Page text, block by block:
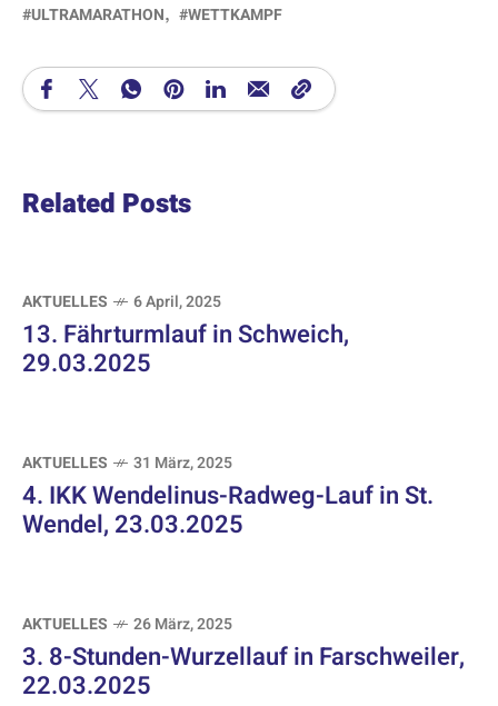
ULTRAMARATHON WETTKAMPF
Related Posts
AKTUELLES 6 April, 2025
13. Fährturmlauf in Schweich,
29.03.2025
AKTUELLES 31 März, 2025
4. IKK Wendelinus-Radweg-Lauf in St.
Wendel, 23.03.2025
AKTUELLES 26 März, 2025
3. 8-Stunden-Wurzellauf in Farschweiler,
22.03.2025